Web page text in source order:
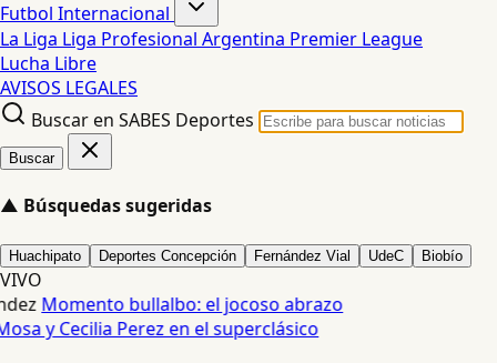
Futbol Internacional
La Liga Liga Profesional Argentina Premier League
Lucha Libre
AVISOS LEGALES
Buscar en SABES Deportes
Buscar
▲ Búsquedas sugeridas
Huachipato Deportes Concepción Fernández Vial UdeC Biobío
VIVO
Momento bullalbo: el jocoso abrazo
y Cecilia Perez en el superclásico